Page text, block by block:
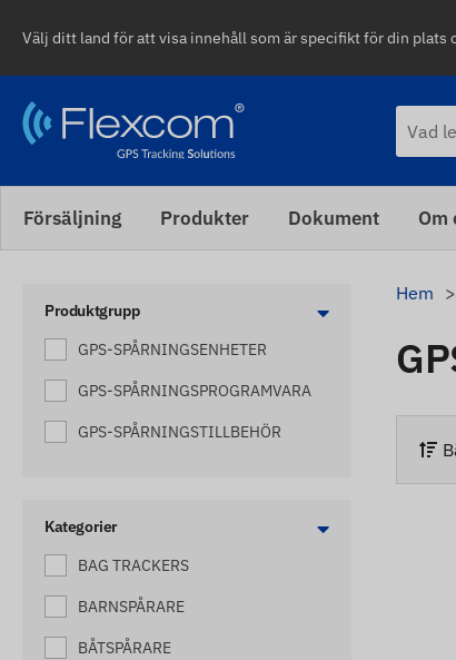
Välj ditt land för att visa innehåll som är specifikt för din plats
Försäljning Produkter Dokument Om
Produktgrupp
GPS-SPÅRNINGSENHETER
GPS-SPÅRNINGSPROGRAMVARA
GPS-SPÅRNINGSTILLBEHÖR
Kategorier
BAG TRACKERS
BARNSPÅRARE
BÅTSPÅRARE
Hem